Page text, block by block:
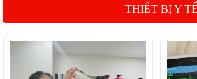
THIẾT BỊ Y TẾ